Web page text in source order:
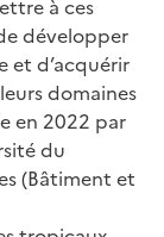
à ces
développer
et d’acquérir
domaines
en 2022 par
du
(Bâtiment et